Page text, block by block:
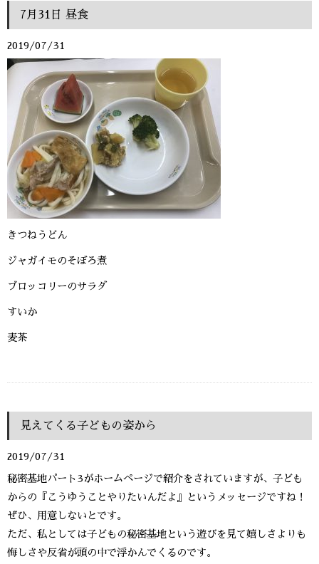
7月31日 昼食
2019/07/31
きつねうどん
ジャガイモのそぼろ煮
ブロッコリーのサラダ
すいか
麦茶
見えてくる子どもの姿から
2019/07/31
秘密基地パート3がホームページで紹介をされていますが、子ども
からの『こうゆうことやりたいんだよ』というメッセージですね！
ぜひ、用意しないとです。
ただ、私としては子どもの秘密基地という遊びを見て嬉しさよりも
悔しさや反省が頭の中で浮かんでくるのです。